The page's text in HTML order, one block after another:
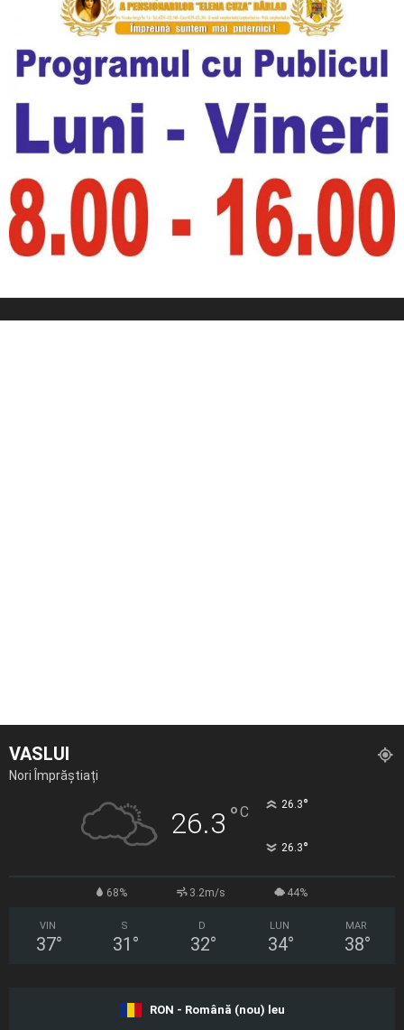
VASLUI
Nori Împrăștiați
26.3 °C 26.3°
26.3°
68% 3.2m/s 44%
VIN
37°
S
31 °
D
32°
LUN
34°
MAR
38°
RON - Română (nou) leu